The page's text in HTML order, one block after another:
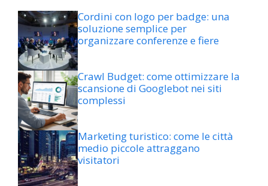
Cordini con logo per badge: una
soluzione semplice per
organizzare conferenze e fiere
Crawl Budget: come ottimizzare la
scansione di Googlebot nei siti
complessi
Marketing turistico: come le città
medio piccole attraggano
visitatori